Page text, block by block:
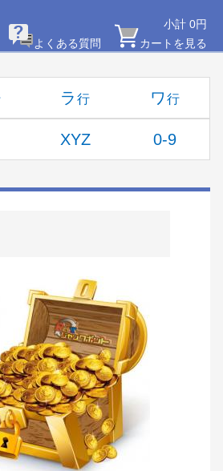
よくある質問
小計 0円
カートを見る
ラ ワ
XYZ 0-9